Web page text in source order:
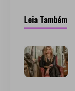
Leia Também